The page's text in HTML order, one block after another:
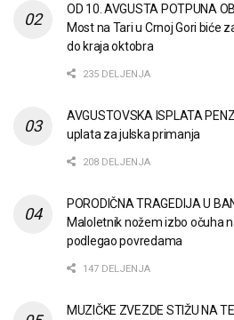
OD 10. AVGUSTA POTPUNA
Most na Tari u Crnoj Gori biće
do kraja oktobra
235 DELJENJA
AVGUSTOVSKA ISPLATA
uplata za julska primanja
208 DELJENJA
PORODIČNA TRAGEDIJA U
Maloletnik nožem izbo očuha
podlegao povredama
147 DELJENJA
MUZIČKE ZVEZDE STIŽU NA